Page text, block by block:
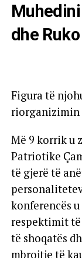
dhe
Figura të
riorganizimin
Më 9 korrik u
Patriotike
të gjerë të
konferencës
respektimit
të shoqatës
mbrojtje të